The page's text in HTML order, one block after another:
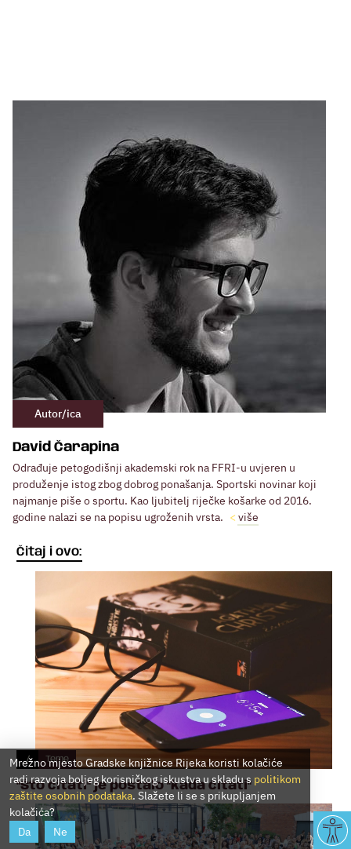
Autor/ica
David Čarapina
Odrađuje petogodišnji akademski rok na FFRI-u uvjeren u
produženje istog zbog dobrog ponašanja. Sportski novinar koji
najmanje piše o sportu. Kao ljubitelj riječke košarke od 2016.
godine nalazi se na popisu ugroženih vrsta.
više
Čitaj i ovo:
/ Teme
"Što čitati" je postalo "kada čitati"
Mrežno mjesto Gradske knjižnice Rijeka koristi kolačiće
radi razvoja boljeg korisničkog iskustva u skladu s politikom
zaštite osobnih podataka. Slažete li se s prikupljanjem
kolačića?
Da
Ne